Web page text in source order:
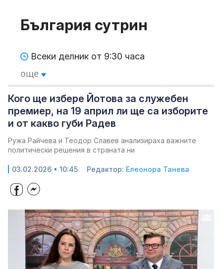
България сутрин
Всеки делник от 9:30 часа
още
Кого ще избере Йотова за служебен
премиер, на 19 април ли ще са изборите
и от какво губи Радев
Ружа Райчева и Теодор Славев анализираха важните
политически решения в страната ни
03.02.2026 • 10:45 Редактор: Елеонора Танева